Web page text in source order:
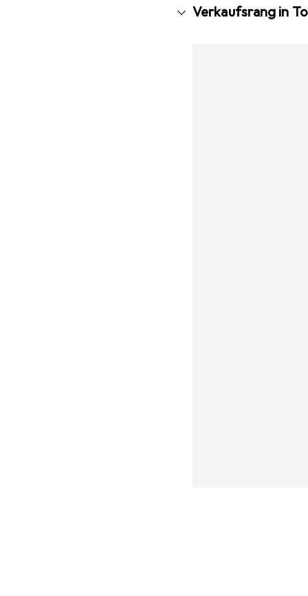
Verkaufsrang in